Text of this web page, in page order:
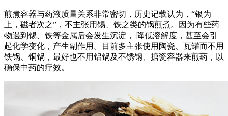
煎煮容器与药液质量关系非常密切，历史记载认为，“银为
上，磁者次之”，不主张用锡、铁之类的锅煎煮。因为有些药
物遇到锡、铁等金属后会发生沉淀， 降低溶解度，甚至会引
起化学变化，产生副作用。目前多主张使用陶瓷、瓦罐而不用
铁锅、铜锅，最好也不用铝锅及不锈钢、搪瓷容器来煎药，以
确保中药的疗效。